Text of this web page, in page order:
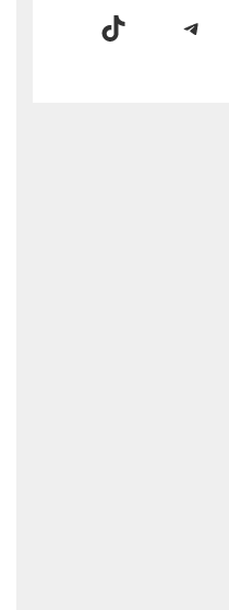
تيليجرامتيك توك